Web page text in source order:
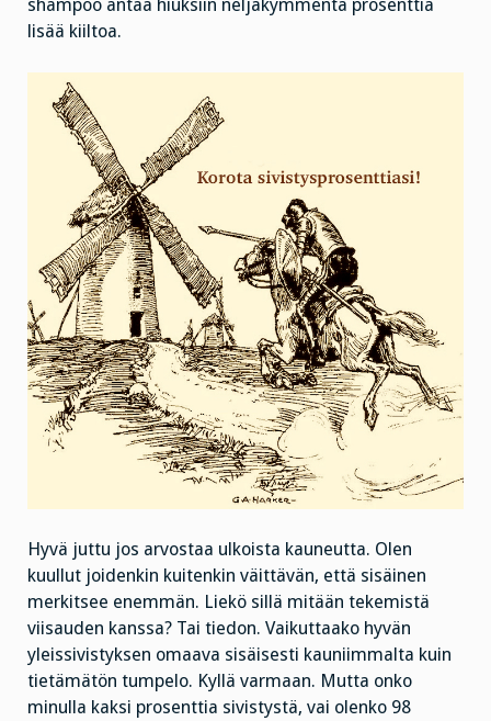
shampoo antaa hiuksiin neljäkymmentä prosenttia
lisää kiiltoa.
Hyvä juttu jos arvostaa ulkoista kauneutta. Olen
kuullut joidenkin kuitenkin väittävän, että sisäinen
merkitsee enemmän. Liekö sillä mitään tekemistä
viisauden kanssa? Tai tiedon. Vaikuttaako hyvän
yleissivistyksen omaava sisäisesti kauniimmalta kuin
tietämätön tumpelo. Kyllä varmaan. Mutta onko
minulla kaksi prosenttia sivistystä, vai olenko 98